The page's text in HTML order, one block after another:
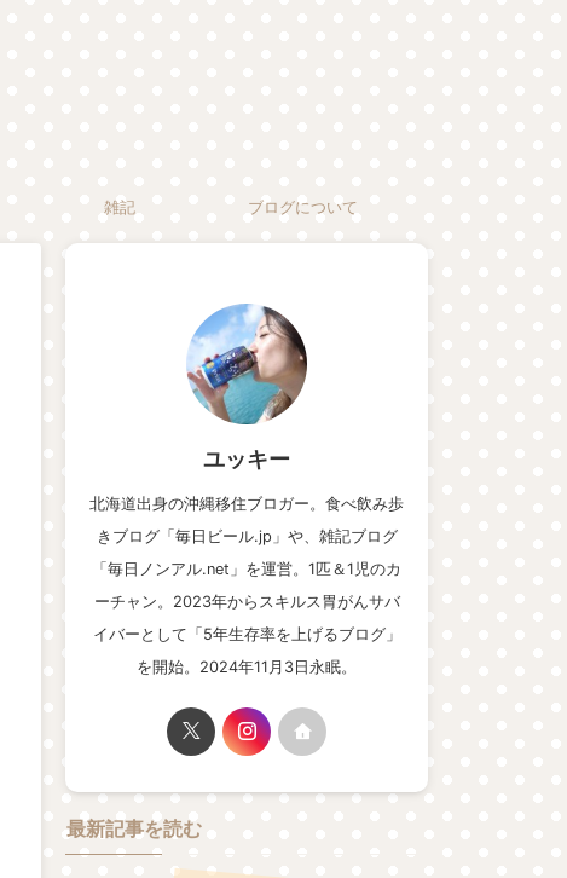
雑記 ブログについて
ユッキー
北海道出身の沖縄移住ブロガー。食べ飲み歩
きブログ「毎日ビール.jp」や、雑記ブログ
「毎日ノンアル.net」を運営。1匹＆1児のカ
ーチャン。2023年からスキルス胃がんサバ
イバーとして「5年生存率を上げるブログ」
を開始。2024年11月3日永眠。
最新記事を読む